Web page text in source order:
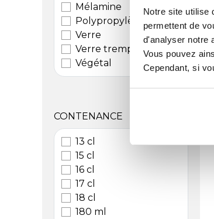
Notre site utilise
permettent de
d'analyser notre
Vous pouvez
Cependant, si
Mélamine
Polypropylène
Verre
Verre trempé
Végétal
CONTENANCE
13 cl
15 cl
16 cl
17 cl
18 cl
180 ml